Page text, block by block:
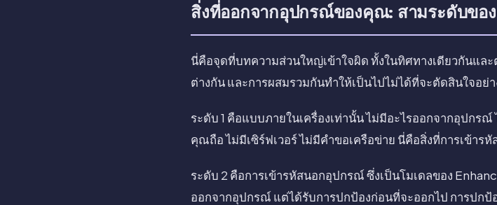
สิ่งที่ออกจากอุปกรณ์ของคุณ: สามระดับขอ
นี่คือจุดที่บทความส่วนใหญ่เข้าใจผิด ทั้งในทิศทางเดียวกันแล
ต่างกัน และการผสมรวมกันทำให้เป็นไปไม่ได้ที่จะตัดสินใจอย่
ระดับ 1 คือแบบภายในเครื่องเท่านั้น ไม่มีอะไรออกจากอุปก
คุณถือ ไม่มีเซิร์ฟเวอร์ ไม่มีคำขอเครือข่าย นี่คือสิ่งที่การเข้า
ระดับ 2 คือการเข้ารหัสนอกอุปกรณ์ ซึ่งเป็นโมเดลของ
ออกจากอุปกรณ์ แต่ได้รับการปกป้องก่อนที่จะออกไป การปก